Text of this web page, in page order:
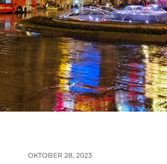
OKTOBER 28, 2023